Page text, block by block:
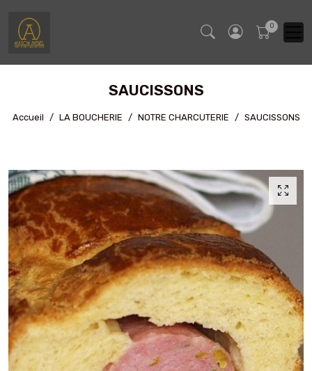
SAUCISSONS
Accueil LA BOUCHERIE NOTRE CHARCUTERIE SAUCISSONS